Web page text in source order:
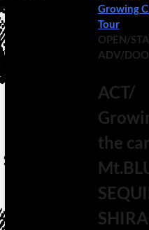
Growing
Tour
OPEN/
ADV/
ACT/
the